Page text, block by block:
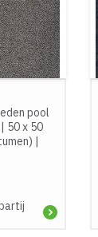
pool
| 50 x 50
|